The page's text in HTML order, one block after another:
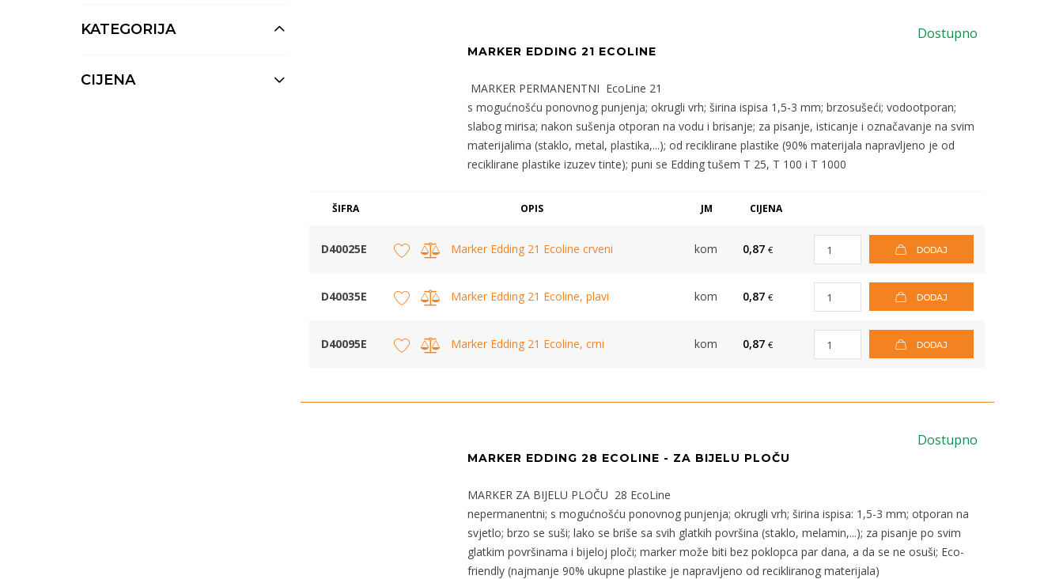
KATEGORIJA
CIJENA
Dostupno
MARKER EDDING 21 ECOLINE
MARKER PERMANENTNI EcoLine 21
s mogućnošću ponovnog punjenja; okrugli vrh; širina ispisa 1,5-3 mm; brzosušeći; vodootporan;
slabog mirisa; nakon sušenja otporan na vodu i brisanje; za pisanje, isticanje i označavanje na svim
materijalima (staklo, metal, plastika,...); od reciklirane plastike (90% materijala napravljeno je od
reciklirane plastike izuzev tinte); puni se Edding tušem T 25, T 100 i T 1000
ŠIFRA OPIS JM CIJENA
D40025E Marker Edding 21 Ecoline crveni kom 0,87 € DODAJ
D40035E Marker Edding 21 Ecoline, plavi kom 0,87 € DODAJ
D40095E Marker Edding 21 Ecoline, crni kom 0,87 € DODAJ
Dostupno
MARKER EDDING 28 ECOLINE - ZA BIJELU PLOČU
MARKER ZA BIJELU PLOČU 28 EcoLine
nepermanentni; s mogućnošću ponovnog punjenja; okrugli vrh; širina ispisa: 1,5-3 mm; otporan na
svjetlo; brzo se suši; lako se briše sa svih glatkih površina (staklo, melamin,...); za pisanje po svim
glatkim površinama i bijeloj ploči; marker može biti bez poklopca par dana, a da se ne osuši; Eco-
friendly (najmanje 90% ukupne plastike je napravljeno od recikliranog materijala)